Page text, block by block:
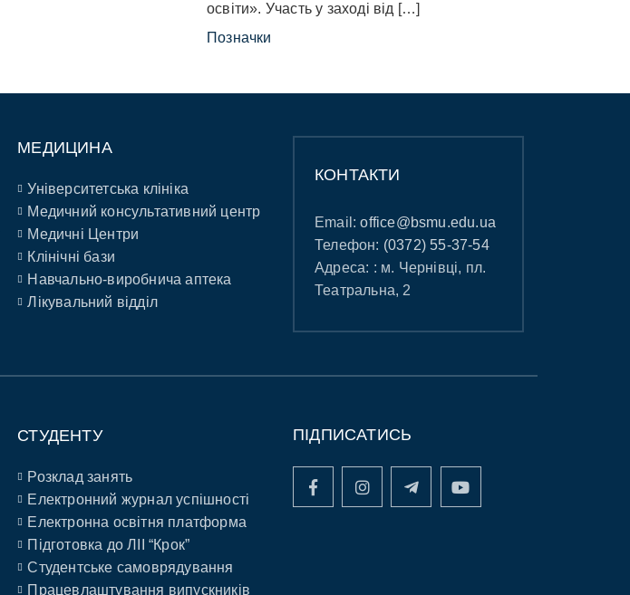
освіти». Участь у заході від […]
Позначки
МЕДИЦИНА
Університетська клініка
Медичний консультативний центр
Медичні Центри
Клінічні бази
Навчально-виробнича аптека
Лікувальний відділ
КОНТАКТИ
Email:office@bsmu.edu.ua
Телефон: (0372) 55-37-54
Адреса: : м. Чернівці, пл.
Театральна, 2
СТУДЕНТУ
Розклад занять
Електронний журнал успішності
Електронна освітня платформа
Підготовка до ЛІІ “Крок”
Студентське самоврядування
Працевлаштування випускників
ПІДПИСАТИСЬ